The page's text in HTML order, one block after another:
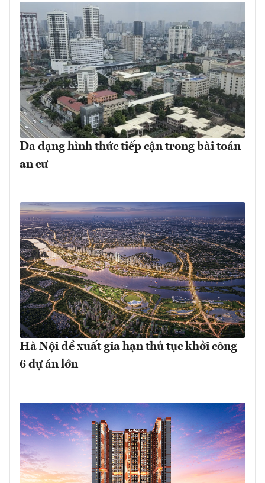
Đa dạng hình thức tiếp cận trong bài toán
an cư
Hà Nội đề xuất gia hạn thủ tục khởi công
6 dự án lớn